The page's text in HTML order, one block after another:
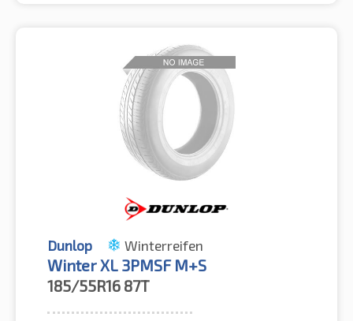
Dunlop Winterreifen
Winter XL 3PMSF M+S
185/55R16 87T